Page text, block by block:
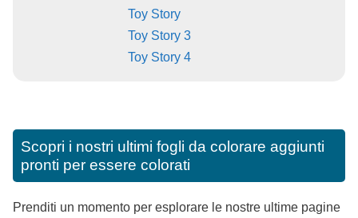
Toy Story
Toy Story 3
Toy Story 4
Scopri i nostri ultimi fogli da colorare aggiunti
pronti per essere colorati
Prenditi un momento per esplorare le nostre ultime pagine